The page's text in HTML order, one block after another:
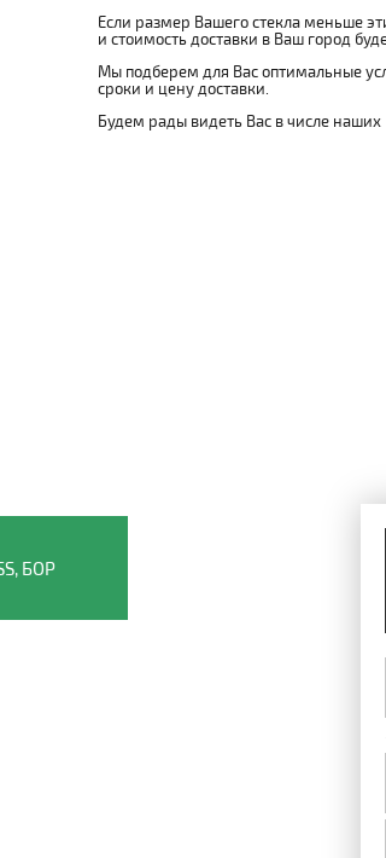
Если размер Вашего стекла меньше
и стоимость доставки в Ваш город
Мы подберем для Вас оптимальные
сроки и цену доставки.
Будем рады видеть Вас в числе наших
Видео о компании
БОР